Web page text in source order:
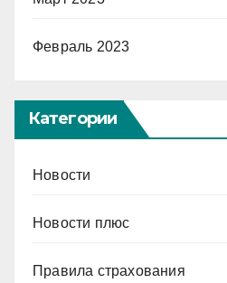
Февраль 2023
Категории
Новости
Новости плюс
Правила страхования